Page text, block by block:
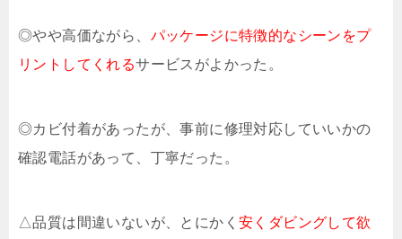
◎やや高価ながら、 パッケージに特徴的なシーンをプ
リントしてくれるサービスがよかった。
◎カビ付着があったが、事前に修理対応していいかの
確認電話があって、丁寧だった。
△品質は間違いないが、とにかく 安くダビングして欲